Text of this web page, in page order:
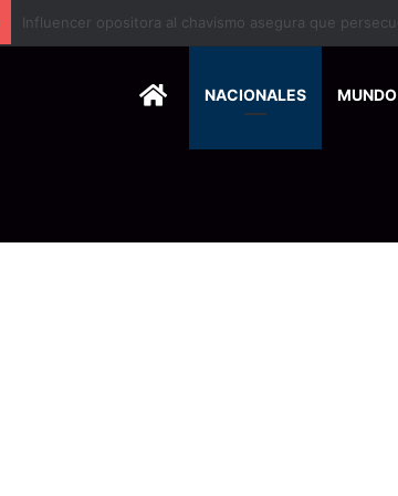
Industria plástica se suma a la economía circular
HOMENACIONALES MUNDO